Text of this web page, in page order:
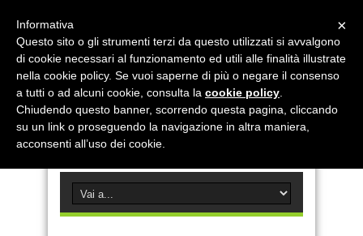
×
Informativa
Questo sito o gli strumenti terzi da questo utilizzati si avvalgono
di cookie necessari al funzionamento ed utili alle finalità illustrate
nella cookie policy. Se vuoi saperne di più o negare il consenso
a tutti o ad alcuni cookie, consulta la cookie policy
Chiudendo questo banner, scorrendo questa pagina, cliccando
su un link o proseguendo la navigazione in altra maniera,
acconsenti all’uso dei cookie.